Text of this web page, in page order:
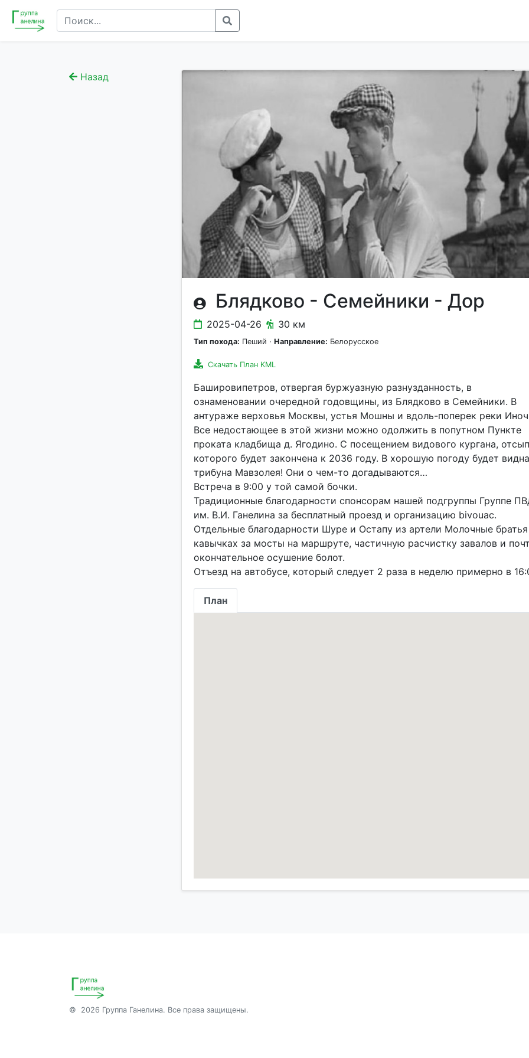
Назад
Блядково - Семейники - Дор
2025-04-26 30 км
Тип похода: Пеший · Направление: Белорусское
Скачать План KML
Башировипетров, отвергая буржуазную разнузданность, в
ознаменовании очередной годовщины, из Блядково в Семейники. В
антураже верховья Москвы, устья Мошны и вдоль-поперек реки
Все недостающее в этой жизни можно одолжить в попутном Пункте
проката кладбища д. Ягодино. С посещением видового кургана,
которого будет закончена к 2036 году. В хорошую погоду будет видна
трибуна Мавзолея! Они о чем-то догадываются…
Встреча в 9:00 у той самой бочки.
Традиционные благодарности спонсорам нашей подгруппы Группе
им. В.И. Ганелина за бесплатный проезд и организацию bivouac.
Отдельные благодарности Шуре и Остапу из артели Молочные
кавычках за мосты на маршруте, частичную расчистку завалов и
окончательное осушение болот.
План
© 2026 Группа Ганелина. Все права защищены.